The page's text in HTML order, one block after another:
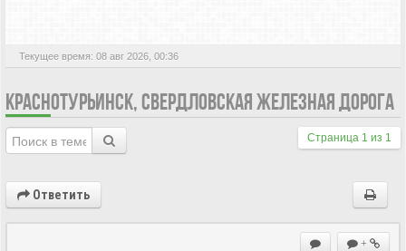
Текущее время: 08 авг 2026, 00:36
КРАСНОТУРЬИНСК, СВЕРДЛОВСКАЯ ЖЕЛЕЗНАЯ ДОРОГА
Страница 1 из 1
Ответить
+